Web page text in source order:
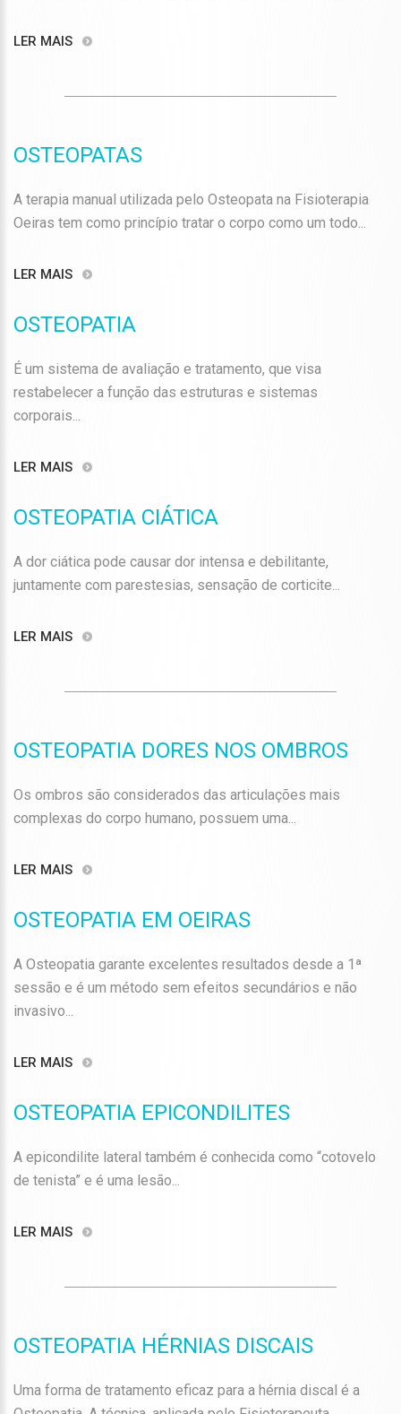
LER MAIS
OSTEOPATAS
A terapia manual utilizada pelo Osteopata na Fisioterapia
Oeiras tem como princípio tratar o corpo como um todo...
LER MAIS
OSTEOPATIA
É um sistema de avaliação e tratamento, que visa
restabelecer a função das estruturas e sistemas
corporais...
LER MAIS
OSTEOPATIA CIÁTICA
A dor ciática pode causar dor intensa e debilitante,
juntamente com parestesias, sensação de corticite...
LER MAIS
OSTEOPATIA DORES NOS OMBROS
Os ombros são considerados das articulações mais
complexas do corpo humano, possuem uma...
LER MAIS
OSTEOPATIA EM OEIRAS
A Osteopatia garante excelentes resultados desde a 1ª
sessão e é um método sem efeitos secundários e não
invasivo...
LER MAIS
OSTEOPATIA EPICONDILITES
A epicondilite lateral também é conhecida como “cotovelo
de tenista” e é uma lesão...
LER MAIS
OSTEOPATIA HÉRNIAS DISCAIS
Uma forma de tratamento eficaz para a hérnia discal é a